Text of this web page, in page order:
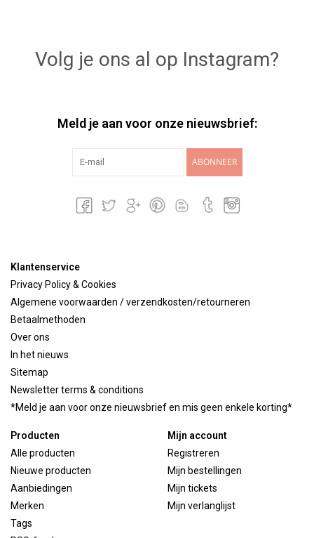
Volg je ons al op Instagram?
Meld je aan voor onze nieuwsbrief:
ABONNEER
Klantenservice
Privacy Policy & Cookies
Algemene voorwaarden / verzendkosten/retourneren
Betaalmethoden
Over ons
In het nieuws
Sitemap
Newsletter terms & conditions
*Meld je aan voor onze nieuwsbrief en mis geen enkele korting*
Producten
Alle producten
Nieuwe producten
Aanbiedingen
Merken
Tags
Mijn account
Registreren
Mijn bestellingen
Mijn tickets
Mijn verlanglijst